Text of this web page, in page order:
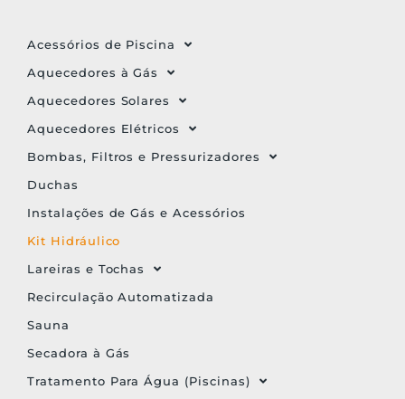
Acessórios de Piscina
Aquecedores à Gás
Aquecedores Solares
Aquecedores Elétricos
Bombas, Filtros e Pressurizadores
Duchas
Instalações de Gás e Acessórios
Kit Hidráulico
Lareiras e Tochas
Recirculação Automatizada
Sauna
Secadora à Gás
Tratamento Para Água (Piscinas)